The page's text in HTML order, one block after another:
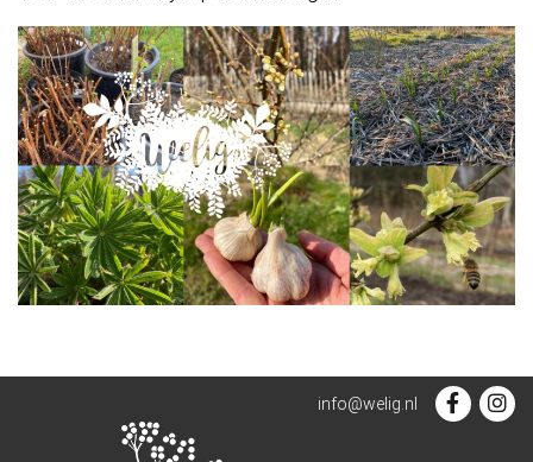
info@welig.nl